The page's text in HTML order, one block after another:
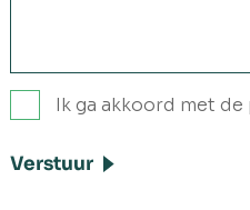
Ik ga akkoord met